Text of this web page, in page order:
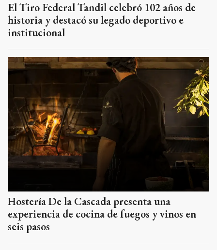
El Tiro Federal Tandil celebró 102 años de
historia y destacó su legado deportivo e
institucional
Hostería De la Cascada presenta una
experiencia de cocina de fuegos y vinos en
seis pasos